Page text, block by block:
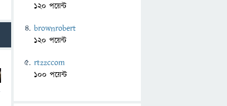
120 পয়েন্ট
brownrobert
120 পয়েন্ট
rtzzccom
100 পয়েন্ট